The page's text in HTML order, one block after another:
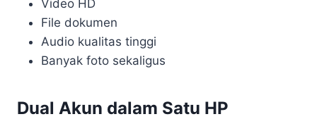
Video HD
File dokumen
Audio kualitas tinggi
Banyak foto sekaligus
Dual Akun dalam Satu HP